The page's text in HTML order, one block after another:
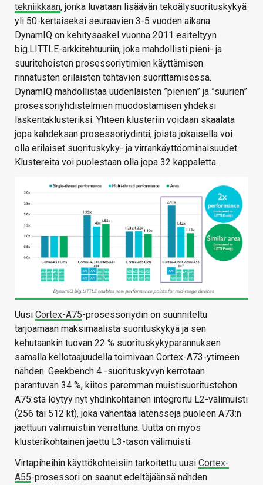
tekniikkaan, jonka luvataan lisäävän tekoälysuorituskykyä
yli 50-kertaiseksi seuraavien 3-5 vuoden aikana.
DynamIQ on kehitysaskel vuonna 2011 esiteltyyn
big.LITTLE-arkkitehtuuriin, joka mahdollisti pieni- ja
suuritehoisten prosessoriytimien käyttämisen
rinnatusten erilaisten tehtävien suorittamisessa.
DynamIQ mahdollistaa uudenlaisten ”pienien” ja ”suurien”
prosessoriyhdistelmien muodostamisen yhdeksi
laskentaklusteriksi. Yhteen klusteriin voidaan skaalata
jopa kahdeksan prosessoriydintä, joista jokaisella voi
olla erilaiset suorituskyky- ja virrankäyttöominaisuudet.
Klustereita voi puolestaan olla jopa 32 kappaletta.
Uusi Cortex-A75-prosessoriydin on suunniteltu
tarjoamaan maksimaalista suorituskykyä ja sen
kehutaankin tuovan 22 % suorituskykyparannuksen
samalla kellotaajuudella toimivaan Cortex-A73-ytimeen
nähden. Geekbench 4 -suorituskyvyn kerrotaan
parantuvan 34 %, kiitos paremman muistisuoritustehon.
A75:stä löytyy nyt yhdinkohtainen integroitu L2-välimuisti
(256 tai 512 kt), joka vähentää latensseja puoleen A73:n
jaettuun välimuistiin verrattuna. Uutta on myös
klusterikohtainen jaettu L3-tason välimuisti.
Virtapiheihin käyttökohteisiin tarkoitettu uusi Cortex-
A55-prosessori on saanut edeltäjäänsä nähden